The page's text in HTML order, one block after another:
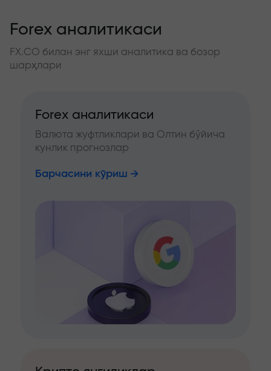
Forex аналитикаси
FX.CO билан энг яхши аналитика ва бозор
шарҳлари
Forex аналитикаси
Валюта жуфтликлари ва Олтин бўйича
кунлик прогнозлар
Барчасини кўриш